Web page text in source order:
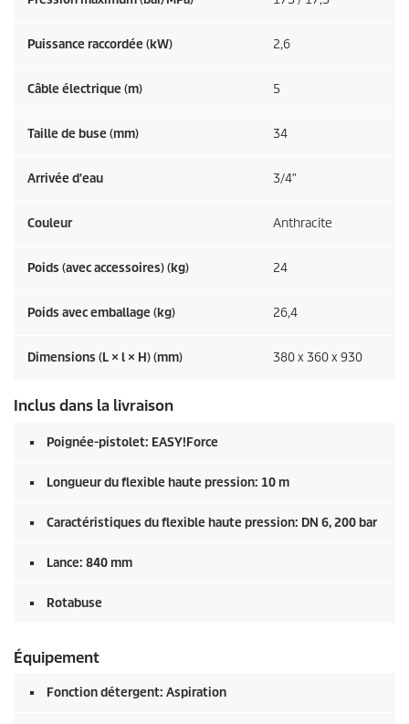
Puissance raccordée (kW) 2,6
Câble électrique (m) 5
Taille de buse (mm) 34
Arrivée d'eau 3/4″
Couleur Anthracite
Poids (avec accessoires) (kg) 24
Poids avec emballage (kg) 26,4
Dimensions (L × l × H) (mm) 380 x 360 x 930
Inclus dans la livraison
Poignée-pistolet: EASY!Force
Longueur du flexible haute pression: 10 m
Caractéristiques du flexible haute pression: DN 6, 200 bar
Lance: 840 mm
Rotabuse
Équipement
Fonction détergent: Aspiration